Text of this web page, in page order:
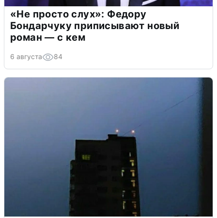
«Не просто слух»: Федору
Бондарчуку приписывают новый
роман — с кем
6 августа 84